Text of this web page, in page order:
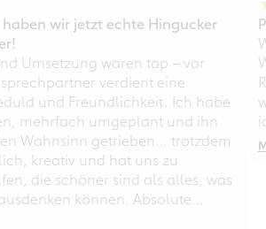
wir jetzt echte Hingucker
Umsetzung waren top – vor
verdient eine
und Freundlichkeit. Ich habe
mehrfach umgeplant und ihn
Wahnsinn getrieben… trotzdem
kreativ und hat uns zu
die schöner sind als alles, was
können. Absolute
für chaotische